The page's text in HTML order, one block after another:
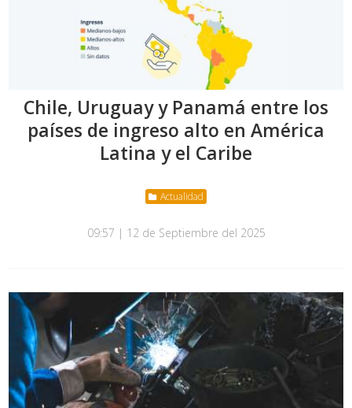
Chile, Uruguay y Panamá entre los
países de ingreso alto en América
Latina y el Caribe
Actualidad
09:57 | 12 de Septiembre del 2025